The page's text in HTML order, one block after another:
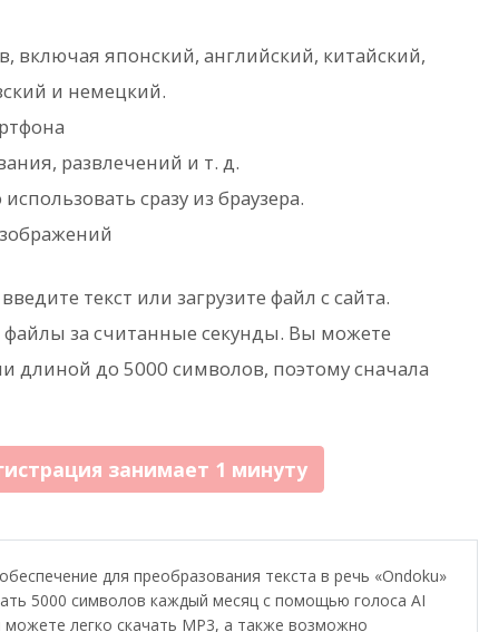
включая японский, английский, китайский,
и немецкий.
развлечений и т. д.
сразу из браузера.
текст или загрузите файл с сайта.
файлы за считанные секунды. Вы можете
длиной до 5000 символов, поэтому сначала
занимает 1 минуту
для преобразования текста в речь «Ondoku»
5000 символов каждый месяц с помощью голоса AI
легко скачать MP3, а также возможно